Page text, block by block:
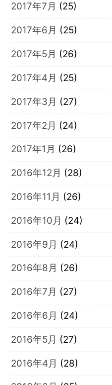
2017年7月 (25)
2017年6月 (25)
2017年5月 (26)
2017年4月 (25)
2017年3月 (27)
2017年2月 (24)
2017年1月 (26)
2016年12月 (28)
2016年11月 (26)
2016年10月 (24)
2016年9月 (24)
2016年8月 (26)
2016年7月 (27)
2016年6月 (24)
2016年5月 (27)
2016年4月 (28)